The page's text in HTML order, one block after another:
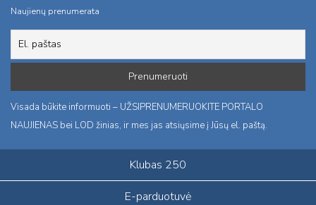
Naujienų prenumerata
Visada būkite informuoti – UŽSIPRENUMERUOKITE PORTALO
NAUJIENAS bei LOD žinias, ir mes jas atsiųsime į Jūsų el. paštą.
Klubas 250
E-parduotuvė